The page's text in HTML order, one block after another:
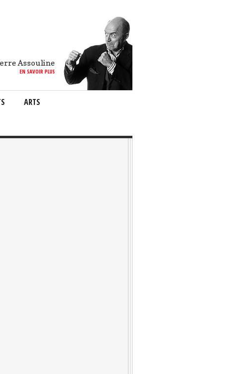
Assouline
EN SAVOIR PLUS
ARTS